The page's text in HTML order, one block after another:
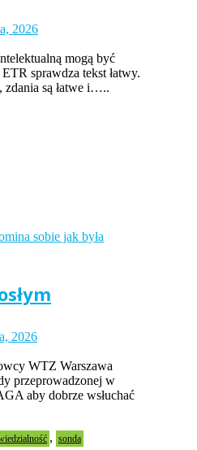
2026
mogą być
sprawdza tekst łatwy.
zdania są łatwe i…..
2026
WTZ Warszawa
przeprowadzonej w
aby dobrze wsłuchać
, sonda